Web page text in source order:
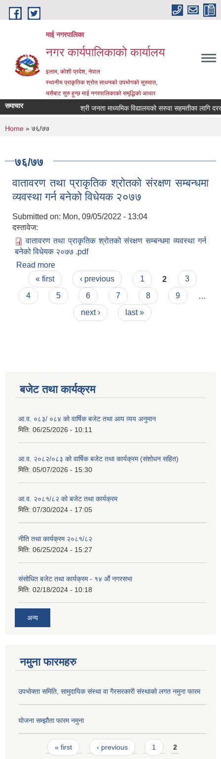
Skip to main content
माई नगरपालिका
नगर कार्यपालिकाको कार्यालय
इलाम, कोशी प्रदेश, नेपाल
स्थानीय प्राकृतिक श्रोत साधनको उपभोगको सुरुवात,
यसैबाट सुरु हुन्छ माई नगरपालिकाको समृद्धिको आधार
समाचार श्री जनता माध्यमिक विद्यालयको सरुवा सहमतीका लागि
You are here
Home » ७६/७७
७६/७७
वातावरण तथा प्राकृतिक श्रोतको संरक्षण सम्बन्धमा
व्यवस्था गर्न बनेको विधेयक २०७७
Submitted on: Mon, 09/05/2022 - 13:04
दस्तावेज:
वातावरण तथा प्राकृतिक श्रोतको संरक्षण सम्बन्धमा व्यवस्था गर्न
बनेको विधेयक २०७७ .pdf
Read more
व्यवस्था गर्न बनेको विधेयक २०७७
Pages
« first ‹ previous 1 2
3
4
5 6 7 8 9
next ›
last »
बजेट तथा कार्यक्रम
आ.व. ०८३/ ०८४ को वार्षिक बजेट तथा आय व्यय अनुमान
मिति: 06/25/2026 - 10:11
आ.व. २०८२/०८३ को वार्षिक बजेट तथा कार्यक्रम (संशोधन सहित)
मिति: 05/07/2026 - 15:30
आ.व. २०८१/८२ को बजेट तथा कार्यक्रम
मिति: 07/30/2024 - 17:05
नीति तथा कार्यक्रम २०८१/८२
मिति: 06/25/2024 - 15:27
संसोधित बजेट तथा कार्यक्रम - १४ औं नगरसभा
मिति: 02/18/2024 - 10:18
अन्य
नमुना फारमहरु
उपभोक्ता समिति, सामुदायिक संस्था वा गैरसरकारी संस्थाको लगत नमुना फारम
योजना सम्झौता फारम नमुना
Pages« first ‹ previous 1 2